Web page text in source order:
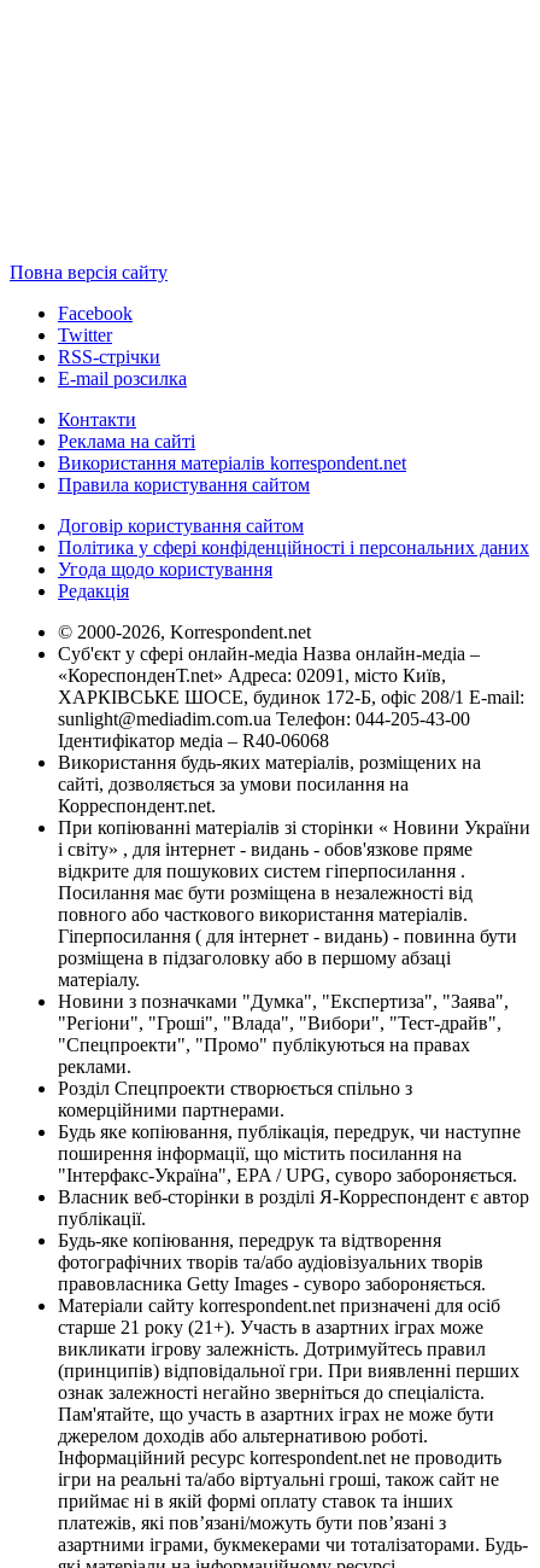
Повна версія сайту
Facebook
Twitter
RSS-стрічки
E-mail розсилка
Контакти
Реклама на сайті
Використання матеріалів korrespondent.net
Правила користування сайтом
Договір користування сайтом
Політика у сфері конфіденційності і персональних даних
Угода щодо користування
Редакція
© 2000-2026, Korrespondent.net
Суб'єкт у сфері онлайн-медіа Назва онлайн-медіа –
«КореспонденТ.net» Адреса: 02091, місто Київ,
ХАРКІВСЬКЕ ШОСЕ, будинок 172-Б, офіс 208/1 E-mail:
sunlight@mediadim.com.ua Телефон: 044-205-43-00
Ідентифікатор медіа – R40-06068
Використання будь-яких матеріалів, розміщених на
сайті, дозволяється за умови посилання на
Корреспондент.net.
При копіюванні матеріалів зі сторінки « Новини України
і світу» , для інтернет - видань - обов'язкове пряме
відкрите для пошукових систем гіперпосилання .
Посилання має бути розміщена в незалежності від
повного або часткового використання матеріалів.
Гіперпосилання ( для інтернет - видань) - повинна бути
розміщена в підзаголовку або в першому абзаці
матеріалу.
Новини з позначками "Думка", "Експертиза", "Заява",
"Регіони", "Гроші", "Влада", "Вибори", "Тест-драйв",
"Спецпроекти", "Промо" публікуються на правах
реклами.
Розділ Спецпроекти створюється спільно з
комерційними партнерами.
Будь яке копіювання, публікація, передрук, чи наступне
поширення інформації, що містить посилання на
"Інтерфакс-Україна", EPA / UPG, суворо забороняється.
Власник веб-сторінки в розділі Я-Корреспондент є автор
публікації.
Будь-яке копіювання, передрук та відтворення
фотографічних творів та/або аудіовізуальних творів
правовласника Getty Images - суворо забороняється.
Матеріали сайту korrespondent.net призначені для осіб
старше 21 року (21+). Участь в азартних іграх може
викликати ігрову залежність. Дотримуйтесь правил
(принципів) відповідальної гри. При виявленні перших
ознак залежності негайно зверніться до спеціаліста.
Пам'ятайте, що участь в азартних іграх не може бути
джерелом доходів або альтернативою роботі.
Інформаційний ресурс korrespondent.net не проводить
ігри на реальні та/або віртуальні гроші, також сайт не
приймає ні в якій формі оплату ставок та інших
платежів, які пов’язані/можуть бути пов’язані з
азартними іграми, букмекерами чи тоталізаторами. Будь-